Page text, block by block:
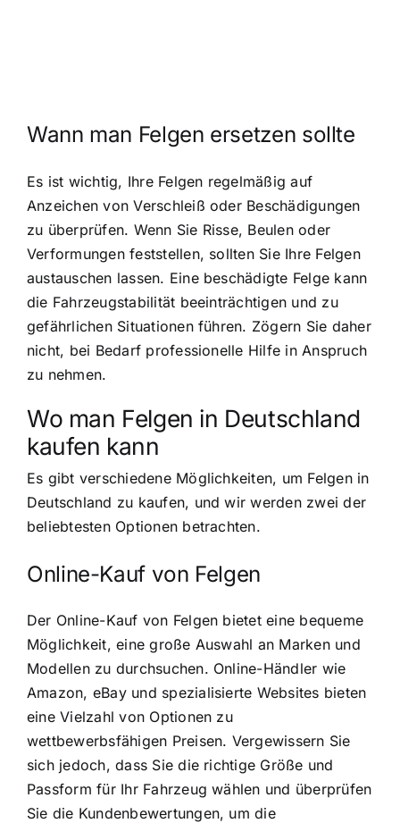
Wann man Felgen ersetzen sollte
Es ist wichtig, Ihre Felgen regelmäßig auf
Anzeichen von Verschleiß oder Beschädigungen
zu überprüfen. Wenn Sie Risse, Beulen oder
Verformungen feststellen, sollten Sie Ihre Felgen
austauschen lassen. Eine beschädigte Felge kann
die Fahrzeugstabilität beeinträchtigen und zu
gefährlichen Situationen führen. Zögern Sie daher
nicht, bei Bedarf professionelle Hilfe in Anspruch
zu nehmen.
Wo man Felgen in Deutschland
kaufen kann
Es gibt verschiedene Möglichkeiten, um Felgen in
Deutschland zu kaufen, und wir werden zwei der
beliebtesten Optionen betrachten.
Online-Kauf von Felgen
Der Online-Kauf von Felgen bietet eine bequeme
Möglichkeit, eine große Auswahl an Marken und
Modellen zu durchsuchen. Online-Händler wie
Amazon, eBay und spezialisierte Websites bieten
eine Vielzahl von Optionen zu
wettbewerbsfähigen Preisen. Vergewissern Sie
sich jedoch, dass Sie die richtige Größe und
Passform für Ihr Fahrzeug wählen und überprüfen
Sie die Kundenbewertungen, um die